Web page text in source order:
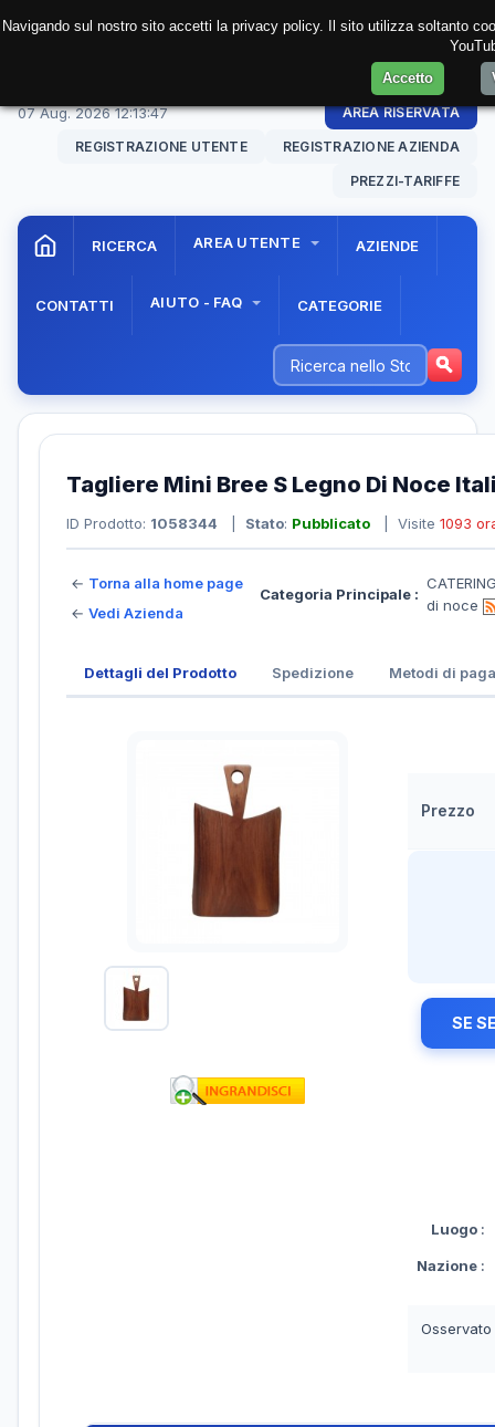
07 Aug. 202612:13:47 AREA RISERVATA
REGISTRAZIONE UTENTE REGISTRAZIONE AZIENDA
PREZZI-TARIFFE
RICERCA AREA UTENTE AZIENDE
CONTATTI AIUTO - FAQ CATEGORIE
Tagliere Mini Bree S Legno Di Noce
ID Prodotto: 1058344 Stato: Pubblicato | Visite 1093
← Torna alla home page
← Vedi Azienda
Categoria Principale :
di noce
Dettagli del Prodotto Spedizione Metodi di
Prezzo
SE
Luogo :
Nazione :
Navigando sul nostro sito accetti la privacy policy. Il sito utilizza soltanto
Accetto